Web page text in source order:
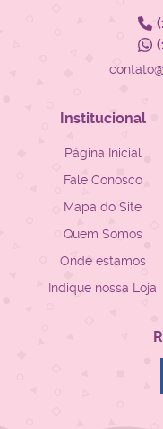
Institucional
Página Inicial
Fale Conosco
Mapa do Site
Quem Somos
Onde estamos
Indique nossa Loja